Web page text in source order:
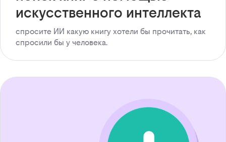
искусственного интеллекта
спросите ИИ какую книгу хотели бы прочитать, как
спросили бы у человека.